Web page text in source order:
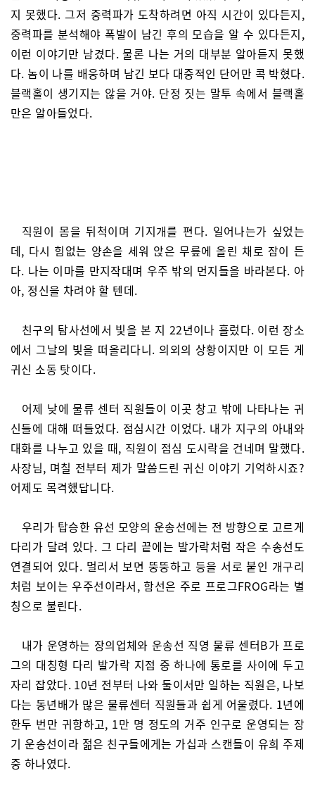
지 못했다. 그저 중력파가 도착하려면 아직 시간이 있다든지,
중력파를 분석해야 폭발이 남긴 후의 모습을 알 수 있다든지,
이런 이야기만 남겼다. 물론 나는 거의 대부분 알아듣지 못했
다. 놈이 나를 배웅하며 남긴 보다 대중적인 단어만 콕 박혔다.
블랙홀이 생기지는 않을 거야. 단정 짓는 말투 속에서 블랙홀
만은 알아들었다.
직원이 몸을 뒤척이며 기지개를 편다. 일어나는가 싶었는
데, 다시 힘없는 양손을 세워 앉은 무릎에 올린 채로 잠이 든
다. 나는 이마를 만지작대며 우주 밖의 먼지들을 바라본다. 아
아, 정신을 차려야 할 텐데.
친구의 탐사선에서 빛을 본 지 22년이나 흘렀다. 이런 장소
에서 그날의 빛을 떠올리다니. 의외의 상황이지만 이 모든 게
귀신 소동 탓이다.
어제 낮에 물류 센터 직원들이 이곳 창고 밖에 나타나는 귀
신들에 대해 떠들었다. 점심시간 이었다. 내가 지구의 아내와
대화를 나누고 있을 때, 직원이 점심 도시락을 건네며 말했다.
사장님, 며칠 전부터 제가 말씀드린 귀신 이야기 기억하시죠?
어제도 목격했답니다.
우리가 탑승한 유선 모양의 운송선에는 전 방향으로 고르게
다리가 달려 있다. 그 다리 끝에는 발가락처럼 작은 수송선도
연결되어 있다. 멀리서 보면 뚱뚱하고 등을 서로 붙인 개구리
처럼 보이는 우주선이라서, 함선은 주로 프로그FROG라는 별
칭으로 불린다.
내가 운영하는 장의업체와 운송선 직영 물류 센터B가 프로
그의 대칭형 다리 발가락 지점 중 하나에 통로를 사이에 두고
자리 잡았다. 10년 전부터 나와 둘이서만 일하는 직원은, 나보
다는 동년배가 많은 물류센터 직원들과 쉽게 어울렸다. 1년에
한두 번만 귀항하고, 1만 명 정도의 거주 인구로 운영되는 장
기 운송선이라 젊은 친구들에게는 가십과 스캔들이 유희 주제
중 하나였다.